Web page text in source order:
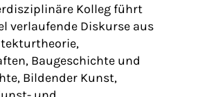
Kolleg führt
verlaufende Diskurse aus
Baugeschichte und
Bildender Kunst,